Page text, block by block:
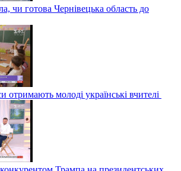
чи готова Чернівецька область до
отримають молоді українські вчителі